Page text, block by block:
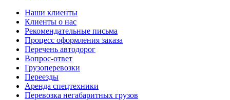
Наши клиенты
Клиенты о нас
Рекомендательные письма
Процесс оформления заказа
Перечень автодорог
Вопрос-ответ
Грузоперевозки
Переезды
Аренда спецтехники
Перевозка негабаритных грузов